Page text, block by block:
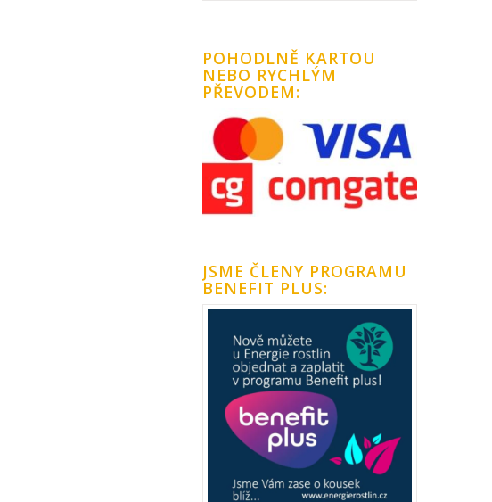
POHODLNĚ KARTOU
NEBO RYCHLÝM
PŘEVODEM:
JSME ČLENY PROGRAMU
BENEFIT PLUS: